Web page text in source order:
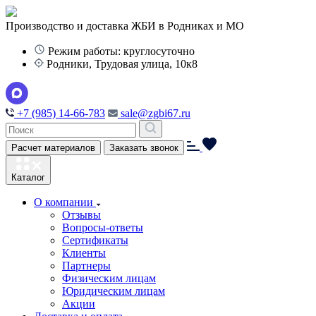
Производство и доставка ЖБИ в Родниках и МО
Режим работы: круглосуточно
Родники, Трудовая улица, 10к8
+7 (985) 14-66-783 sale@zgbi67.ru
Расчет материалов Заказать звонок
Каталог
О компании
Отзывы
Вопросы-ответы
Сертификаты
Клиенты
Партнеры
Физическим лицам
Юридическим лицам
Акции